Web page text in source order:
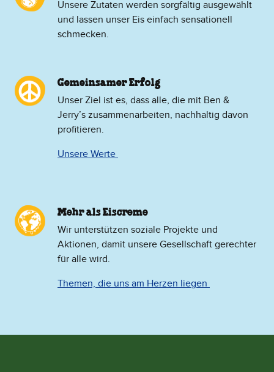
Unsere Zutaten werden sorgfältig ausgewählt
und lassen unser Eis einfach sensationell
schmecken.
Gemeinsamer Erfolg
Unser Ziel ist es, dass alle, die mit Ben &
Jerry’s zusammenarbeiten, nachhaltig davon
profitieren.
Unsere Werte
Mehr als Eiscreme
​Wir unterstützen soziale Projekte und
Aktionen, damit unsere Gesellschaft gerechter
für alle wird.
Themen, die uns am Herzen liegen